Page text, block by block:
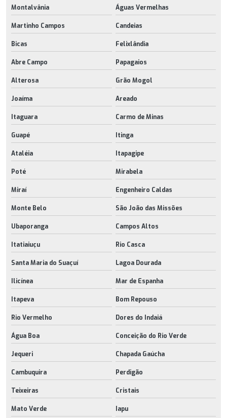
Montalvânia Águas Vermelhas
Martinho Campos Candeias
Bicas Felixlândia
Abre Campo Papagaios
Alterosa Grão Mogol
Joaíma Areado
Itaguara Carmo de Minas
Guapé Itinga
Ataléia Itapagipe
Poté Mirabela
Miraí Engenheiro Caldas
Monte Belo São João das Missões
Ubaporanga Campos Altos
Itatiaiuçu Rio Casca
Santa Maria do Suaçuí Lagoa Dourada
Ilicínea Mar de Espanha
Itapeva Bom Repouso
Rio Vermelho Dores do Indaiá
Água Boa Conceição do Rio Verde
Jequeri Chapada Gaúcha
Cambuquira Perdigão
Teixeiras Cristais
Mato Verde Iapu